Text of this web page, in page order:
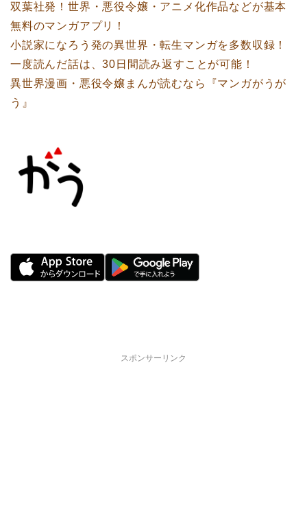
双葉社発！世界・悪役令嬢・アニメ化作品などが基本
無料のマンガアプリ！
小説家になろう発の異世界・転生マンガを多数収録！
一度読んだ話は、30日間読み返すことが可能！
異世界漫画・悪役令嬢まんが読むなら『マンガがうが
う』
スポンサーリンク